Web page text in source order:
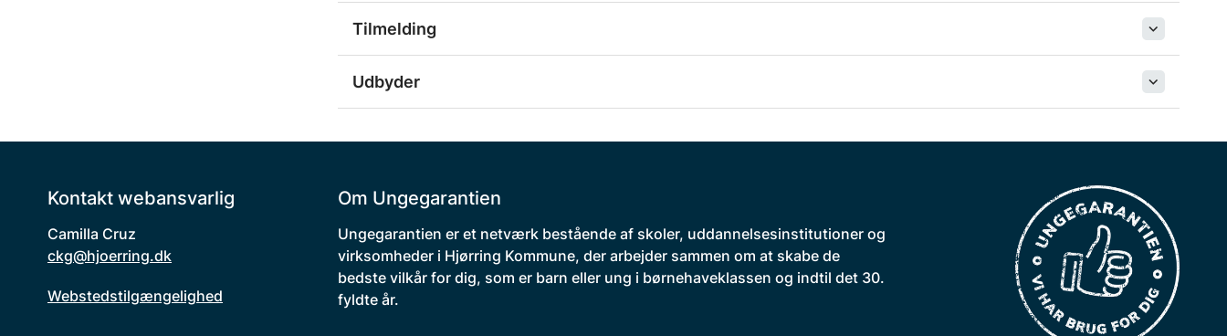
Tilmelding
Udbyder
Kontakt webansvarlig
Camilla Cruz
ckg@hjoerring.dk
Webstedstilgængelighed
Om Ungegarantien
Ungegarantien er et netværk bestående af skoler, uddannelsesinstitutioner og
virksomheder i Hjørring Kommune, der arbejder sammen om at skabe de
bedste vilkår for dig, som er barn eller ung i børnehaveklassen og indtil det 30.
fyldte år.